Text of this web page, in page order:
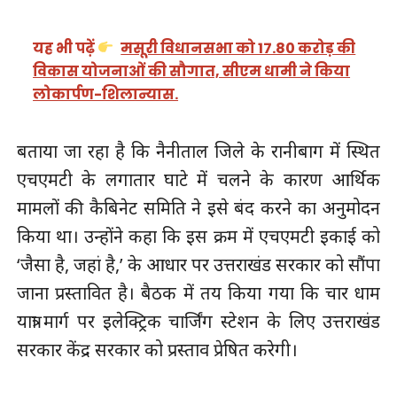
यह भी पढ़ें
मसूरी विधानसभा को 17.80 करोड़ की
विकास योजनाओं की सौगात, सीएम धामी ने किया
लोकार्पण-शिलान्यास.
बताया जा रहा है कि नैनीताल जिले के रानीबाग में स्थित
एचएमटी के लगातार घाटे में चलने के कारण आर्थिक
मामलों की कैबिनेट समिति ने इसे बंद करने का अनुमोदन
किया था। उन्होंने कहा कि इस क्रम में एचएमटी इकाई को
‘जैसा है, जहां है,’ के आधार पर उत्तराखंड सरकार को सौंपा
जाना प्रस्तावित है। बैठक में तय किया गया कि चार धाम
यात्रा मार्ग पर इलेक्ट्रिक चार्जिंग स्टेशन के लिए उत्तराखंड
सरकार केंद्र सरकार को प्रस्ताव प्रेषित करेगी।